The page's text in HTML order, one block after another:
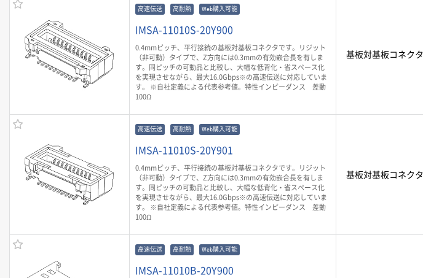
高速伝送 高耐熱 Web購入可能
IMSA-11010S-20Y900
0.4mmピッチ、平行接続の基板対基板コネクタです。リジット
（非可動）タイプで、Z方向には0.3mmの有効嵌合長を有しま
す。同ピッチの可動品と比較し、大幅な低背化・省スペース化
を実現させながら、最大16.0Gbps※の高速伝送に対応していま
す。 ※自社定義による代表参考値。特性インピーダンス 差動
100Ω
基板対基板コネクタ
高速伝送 高耐熱 Web購入可能
IMSA-11010S-20Y901
0.4mmピッチ、平行接続の基板対基板コネクタです。リジット
（非可動）タイプで、Z方向には0.3mmの有効嵌合長を有しま
す。同ピッチの可動品と比較し、大幅な低背化・省スペース化
を実現させながら、最大16.0Gbps※の高速伝送に対応していま
す。 ※自社定義による代表参考値。特性インピーダンス 差動
100Ω
基板対基板コネクタ
高速伝送 高耐熱 Web購入可能
IMSA-11010B-20Y900